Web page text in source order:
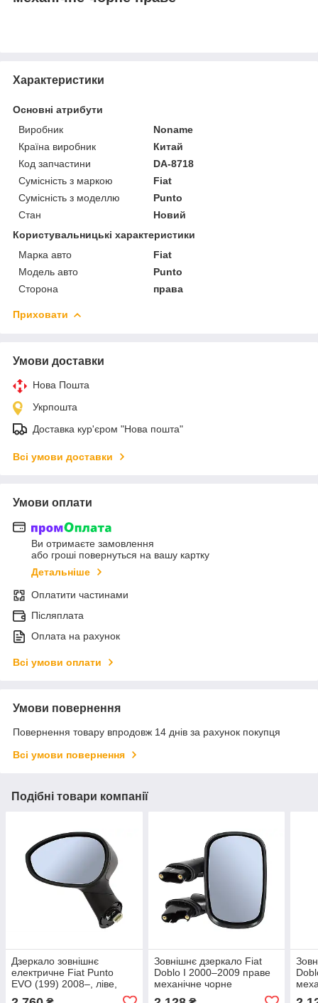
Характеристики
Основні атрибути
Виробник
Noname
Країна виробник
Китай
Код запчастини
DA-8718
Сумісність з маркою
Fiat
Сумісність з моделлю
Punto
Стан
Новий
Користувальницькі характеристики
Марка авто
Fiat
Модель авто
Punto
Сторона
права
Приховати
Умови доставки
Нова Пошта
Укрпошта
Доставка кур'єром "Нова пошта"
Всі умови доставки
Умови оплати
Ви отримаєте замовлення
або гроші повернуться на вашу картку
Детальніше
Оплатити частинами
Післяплата
Оплата на рахунок
Всі умови оплати
Умови повернення
Повернення товару впродовж 14 днів за рахунок покупця
Всі умови повернення
Подібні товари компанії
Дзеркало зовнішнє
електричне Fiat Punto
EVO (199) 2008–, ліве,
чорне, з підігрівом, 5 пінів,
Зовнішнє дзеркало Fiat
Doblo I 2000–2009 праве
механічне чорне